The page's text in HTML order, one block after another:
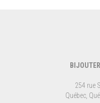
254 rue
Québec,